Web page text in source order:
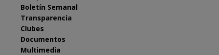
Boletín Semanal
Transparencia
Clubes
Documentos
Multimedia